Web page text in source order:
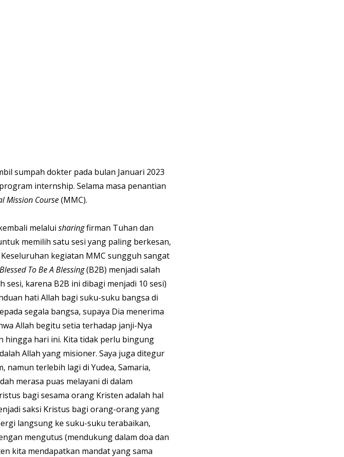
sumpah dokter pada bulan Januari 2023
internship. Selama masa penantian
Mission Course (MMC).
melalui sharing firman Tuhan dan
memilih satu sesi yang paling berkesan,
kegiatan MMC sungguh sangat
Blessed To Be A Blessing (B2B) menjadi salah
karena B2B ini dibagi menjadi 10 sesi)
hati Allah bagi suku-suku bangsa di
segala bangsa, supaya Dia menerima
Allah begitu setia terhadap janji-Nya
hingga hari ini. Kita tidak perlu bingung
Allah yang misioner. Saya juga ditegur
namun terlebih lagi di Yudea, Samaria,
merasa puas melayani di dalam
bagi sesama orang Kristen adalah hal
saksi Kristus bagi orang-orang yang
langsung ke suku-suku terabaikan,
mengutus (mendukung dalam doa dan
kita mendapatkan mandat yang sama